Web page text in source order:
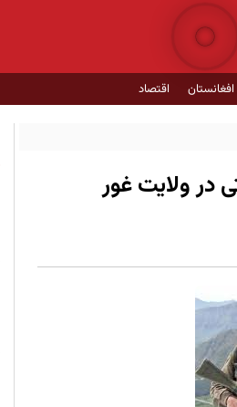
افغانستان اقتصاد
در ولایت غور